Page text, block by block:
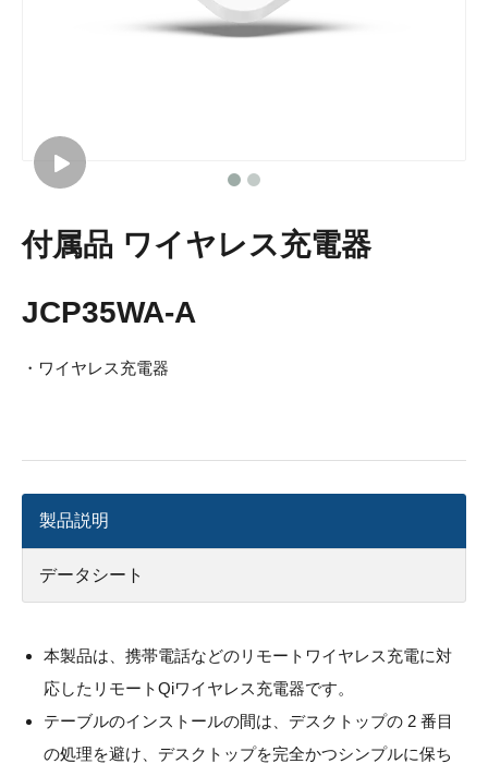
付属品 ワイヤレス充電器
JCP35WA-A
・ワイヤレス充電器
製品説明
データシート
本製品は、携帯電話などのリモートワイヤレス充電に対
応したリモートQiワイヤレス充電器です。
テーブルのインストールの間は、デスクトップの 2 番目
の処理を避け、デスクトップを完全かつシンプルに保ち